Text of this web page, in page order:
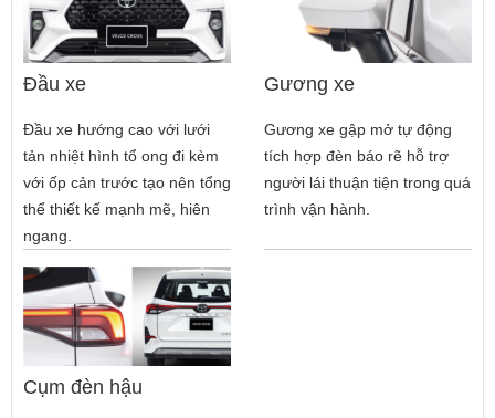
Đầu xe
Đầu xe hướng cao với lưới
tản nhiệt hình tổ ong đi kèm
với ốp cản trước tạo nên tổng
thể thiết kế mạnh mẽ, hiên
ngang.
Gương xe
Gương xe gập mở tự động
tích hợp đèn báo rẽ hỗ trợ
người lái thuận tiện trong quá
trình vận hành.
Cụm đèn hậu